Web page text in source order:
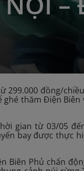
299.000 đồng/
thăm Điện
gian từ 03/05
bay được thực
Phủ chấn